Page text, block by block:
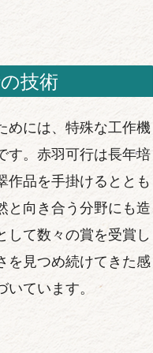
技術
めには、特殊な工作機
す。赤羽可行は長年培
作品を手掛けるととも
と向き合う分野にも造
して数々の賞を受賞し
を見つめ続けてきた感
ています。